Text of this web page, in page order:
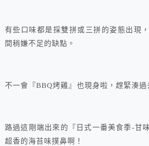
有些口味都是採雙拼或三拼的姿態出現
間稍嫌不足的缺點。
不一會『BBQ烤雞』也現身啦，趕緊湊過
路過這剛端出來的『日式一番美食季-甘
超香的海苔味撲鼻啊！